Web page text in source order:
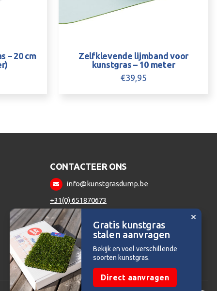
– 20 cm
Zelfklevende lijmband voor
kunstgras – 10 meter
€39,95
CONTACTEER ONS
info@kunstgrasdump.be
+31(0) 651870673
Gratis kunstgras
stalen aanvragen
Bekijk en voel verschillende
soorten kunstgras.
Direct aanvragen